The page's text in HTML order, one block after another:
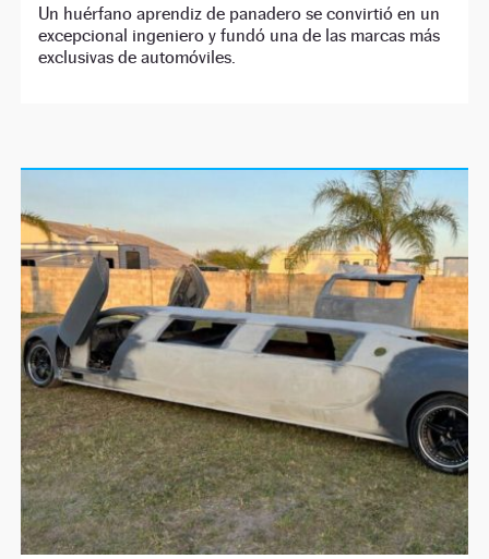
Un huérfano aprendiz de panadero se convirtió en un
excepcional ingeniero y fundó una de las marcas más
exclusivas de automóviles.